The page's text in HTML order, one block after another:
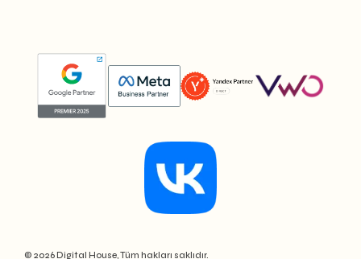
© 2026 Digital House, Tüm hakları saklıdır.